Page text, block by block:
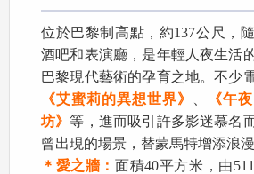
位於巴黎制高點，約137公尺，
酒吧和表演廳，是年輕人夜生活
巴黎現代藝術的孕育之地。不少
《艾蜜莉的異想世界》
《午
坊》等，進而吸引許多影迷慕名
曾出現的場景，替蒙馬特增添浪漫
＊愛之牆： 面積40平方米，由